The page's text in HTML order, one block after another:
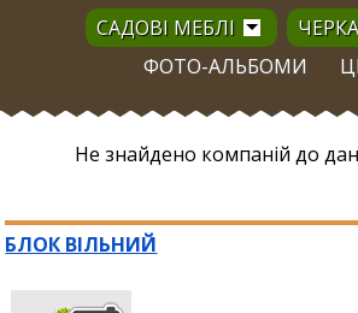
САДОВІ МЕБЛІ
ФОТО-АЛЬБОМИ
Не знайдено компаній до
БЛОК ВІЛЬНИЙ